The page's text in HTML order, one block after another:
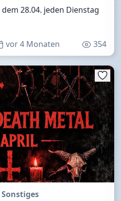
28.04. jeden Dienstag
vor 4 Monaten 354
Sonstiges